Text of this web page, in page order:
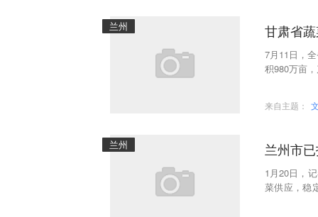
兰州 甘肃省
7月11日，
积980万亩
来自主题：
兰州 兰州市
1月20日，
菜供应，稳